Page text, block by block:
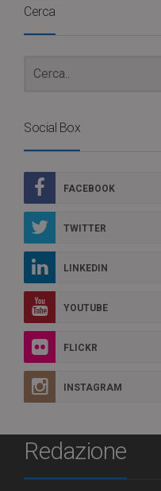
Cerca
Social Box
FACEBOOK
TWITTER
LINKEDIN
YOUTUBE
FLICKR
INSTAGRAM
Redazione